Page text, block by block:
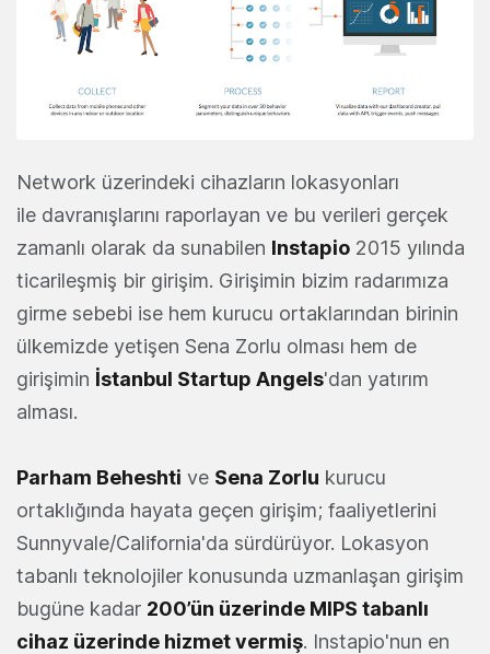
Network üzerindeki cihazların lokasyonları
ile davranışlarını raporlayan ve bu verileri gerçek
zamanlı olarak da sunabilen Instapio 2015 yılında
ticarileşmiş bir girişim. Girişimin bizim radarımıza
girme sebebi ise hem kurucu ortaklarından birinin
ülkemizde yetişen Sena Zorlu olması hem de
girişimin İstanbul Startup Angels'dan yatırım
alması.
Parham Beheshti ve Sena Zorlu kurucu
ortaklığında hayata geçen girişim; faaliyetlerini
Sunnyvale/California'da sürdürüyor. Lokasyon
tabanlı teknolojiler konusunda uzmanlaşan girişim
bugüne kadar 200’ün üzerinde MIPS tabanlı
cihaz üzerinde hizmet vermiş. Instapio'nun en